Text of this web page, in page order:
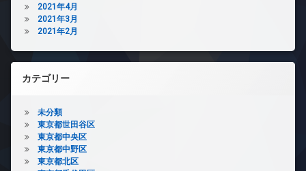
2021年4月
2021年3月
2021年2月
カテゴリー
未分類
東京都世田谷区
東京都中央区
東京都中野区
東京都北区